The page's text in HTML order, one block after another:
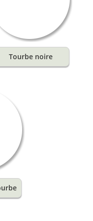
Tourbe noire